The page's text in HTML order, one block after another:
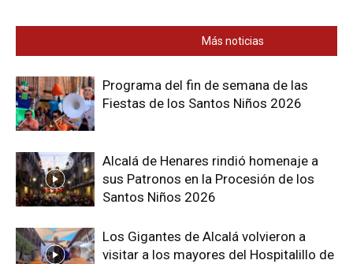
Más noticias
Programa del fin de semana de las
Fiestas de los Santos Niños 2026
Alcalá de Henares rindió homenaje a
sus Patronos en la Procesión de los
Santos Niños 2026
Los Gigantes de Alcalá volvieron a
visitar a los mayores del Hospitalillo de